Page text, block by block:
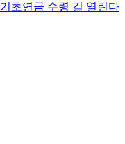
초연금 수령 길 열린다